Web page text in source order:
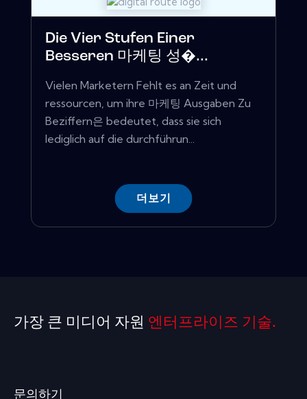
Die Vier Stufen Einer
Besseren 마케팅 성�...
Vielen Marketern Fehlt es an Zeit und
ressourcen, um ihre 마케팅 Ausgaben Zu
Beziffern은 bedeutet, dass sie sich
lediglich auf die durchführun...
더보기
가장 큰 미디어 자원 엔터프라이즈 기술.
문의하기